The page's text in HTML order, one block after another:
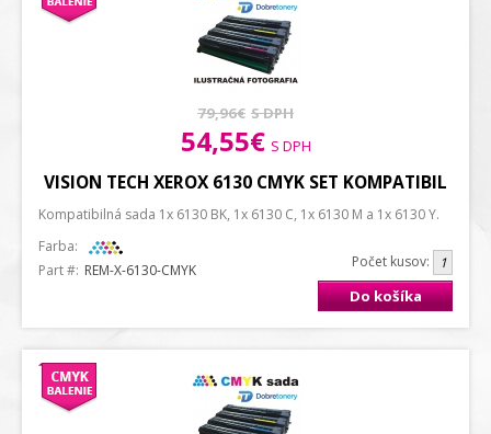
79,96€ S DPH
54,55€ S DPH
Počet kusov:
Do košíka
VISION TECH XEROX 6130 CMYK SET KOMPATIBIL
Kompatibilná sada 1x 6130 BK, 1x 6130 C, 1x 6130 M a 1x 6130 Y.
Farba:
Part #: REM-X-6130-CMYK